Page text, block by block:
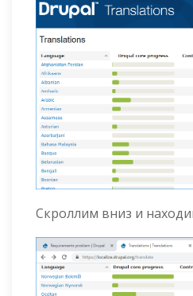
Скроллим вниз и